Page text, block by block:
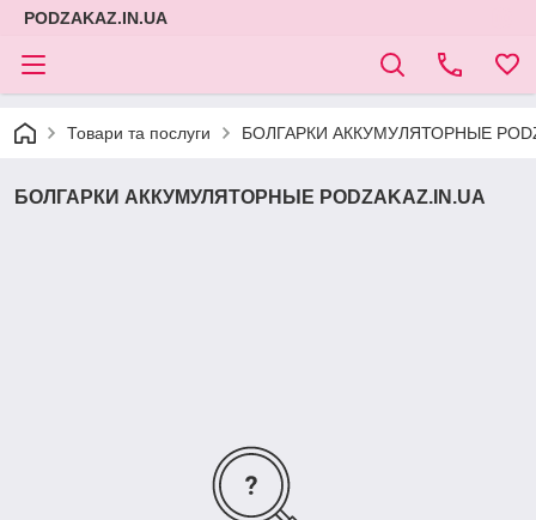
PODZAKAZ.IN.UA
Товари та послуги БОЛГАРКИ АККУМУЛЯТОРНЫЕ
БОЛГАРКИ АККУМУЛЯТОРНЫЕ PODZAKAZ.IN.UA